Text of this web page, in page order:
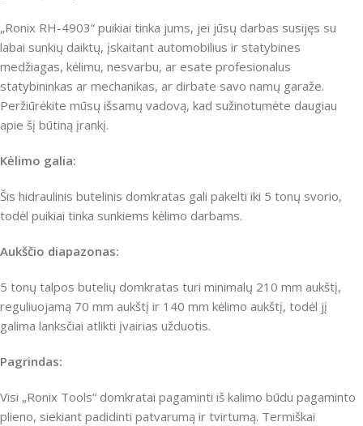
„Ronix RH-4903“ puikiai tinka jums, jei jūsų darbas susijęs su
labai sunkių daiktų, įskaitant automobilius ir statybines
medžiagas, kėlimu, nesvarbu, ar esate profesionalus
statybininkas ar mechanikas, ar dirbate savo namų garaže.
Peržiūrėkite mūsų išsamų vadovą, kad sužinotumėte daugiau
apie šį būtiną įrankį.
Kėlimo galia:
Šis hidraulinis butelinis domkratas gali pakelti iki 5 tonų svorio,
todėl puikiai tinka sunkiems kėlimo darbams.
Aukščio diapazonas:
5 tonų talpos butelių domkratas turi minimalų 210 mm aukštį,
reguliuojamą 70 mm aukštį ir 140 mm kėlimo aukštį, todėl jį
galima lanksčiai atlikti įvairias užduotis.
Pagrindas:
Visi „Ronix Tools“ domkratai pagaminti iš kalimo būdu pagaminto
plieno, siekiant padidinti patvarumą ir tvirtumą. Termiškai